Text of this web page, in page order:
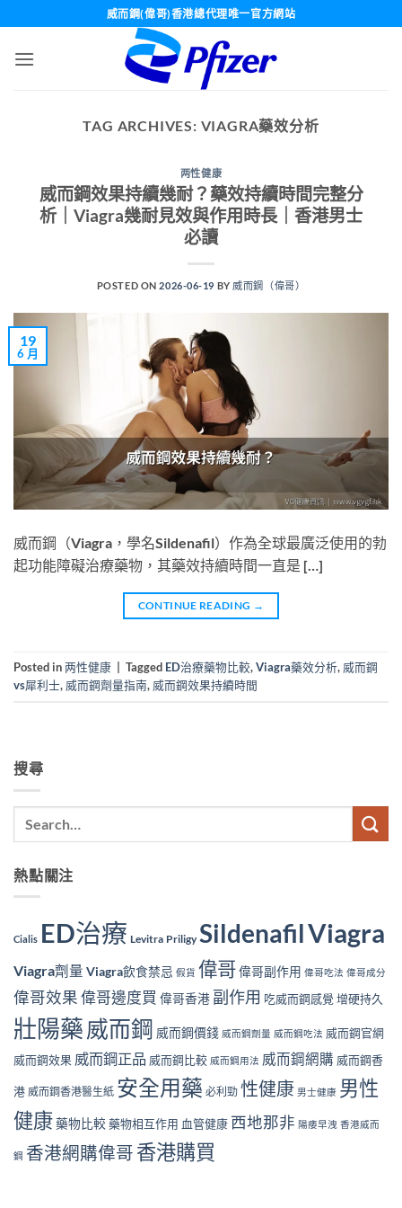
content
威而鋼(偉哥)香港總代理唯一官方網站
TAG ARCHIVES: VIAGRA藥效分析
两性健康
威而鋼效果持續幾耐？藥效持續時間完整分
析｜Viagra幾耐見效與作用時長｜香港男士
必讀
POSTED ON2026-06-19 BY 威而鋼（偉哥）
19
6 月
威而鋼（Viagra，學名Sildenafil）作為全球最廣泛使用的勃
起功能障礙治療藥物，其藥效持續時間一直是 […]
CONTINUE READING →
Posted in两性健康 Tagged ED治療藥物比較,Viagra藥效分析, 威而鋼
vs犀利士, 威而鋼劑量指南, 威而鋼效果持續時間
搜尋
熱點關注
Cialis ED治療 Levitra Priligy SildenafilViagra
Viagra劑量 Viagra飲食禁忌 假貨 偉哥偉哥副作用 偉哥吃法 偉哥成分
偉哥效果偉哥邊度買 偉哥香港 副作用 吃威而鋼感覺 增硬持久
壯陽藥 威而鋼 威而鋼價錢 威而鋼劑量 威而鋼吃法 威而鋼官網
威而鋼效果 威而鋼正品 威而鋼比較 威而鋼用法 威而鋼網購 威而鋼香
港 威而鋼香港醫生紙 安全用藥 必利勁 性健康 男士健康 男性
健康藥物比較藥物相互作用 血管健康 西地那非 陽痿早洩 香港威而
鋼 香港網購偉哥 香港購買